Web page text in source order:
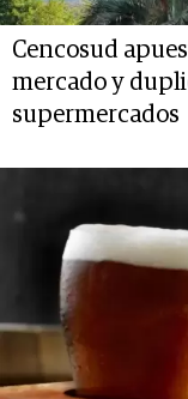
Cencosud
mercado y
supermercados